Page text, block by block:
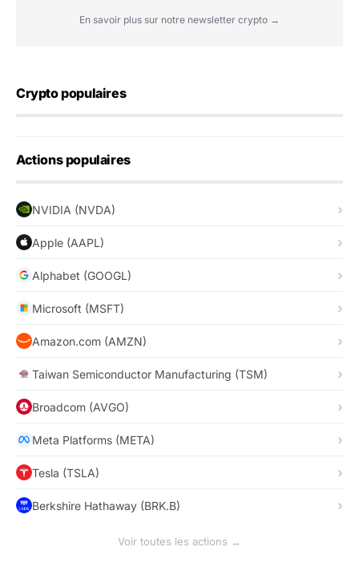
En savoir plus sur notre newsletter crypto →
Crypto populaires
Actions populaires
NVIDIA (NVDA)
Apple (AAPL)
Alphabet (GOOGL)
Microsoft (MSFT)
Amazon.com (AMZN)
Taiwan Semiconductor Manufacturing (TSM)
Broadcom (AVGO)
Meta Platforms (META)
Tesla (TSLA)
Berkshire Hathaway (BRK.B)
Voir toutes les actions →